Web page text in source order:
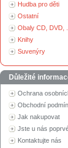
Hudba pro děti
Ostatní
Obaly CD, DVD, ...
Knihy
Suvenýry
Důležité
Ochrana
Obchodní
Jak nakupovat
Jste u nás
Kontaktujte nás